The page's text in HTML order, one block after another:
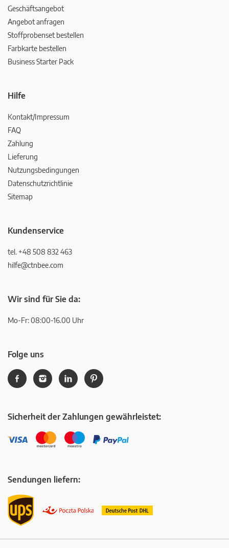
Geschäftsangebot
Angebot anfragen
Stoffprobenset bestellen
Farbkarte bestellen
Business Starter Pack
Hilfe
Kontakt/Impressum
FAQ
Zahlung
Lieferung
Nutzungsbedingungen
Datenschutzrichtlinie
Sitemap
Kundenservice
tel. +48 508 832 463
hilfe@ctnbee.com
Wir sind für Sie da:
Mo-Fr: 08:00-16.00 Uhr
Folge uns
Sicherheit der Zahlungen gewährleistet:
Sendungen liefern: